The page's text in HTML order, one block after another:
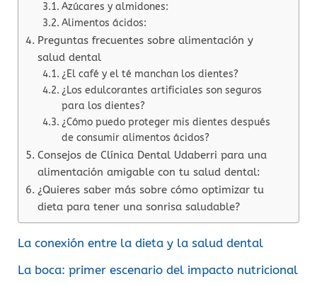
Azúcares y almidones:
Alimentos ácidos:
Preguntas frecuentes sobre alimentación y
salud dental
¿El café y el té manchan los dientes?
¿Los edulcorantes artificiales son seguros
para los dientes?
¿Cómo puedo proteger mis dientes después
de consumir alimentos ácidos?
Consejos de Clínica Dental Udaberri para una
alimentación amigable con tu salud dental:
¿Quieres saber más sobre cómo optimizar tu
dieta para tener una sonrisa saludable?
La conexión entre la dieta y la salud dental
La boca: primer escenario del impacto nutricional